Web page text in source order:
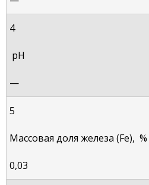
4
рН
—
5
Массовая доля железа (Fe), %
0,03